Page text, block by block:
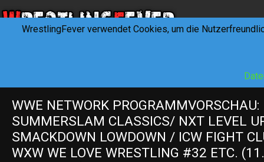
WWE NETWORK
SUMMERSLAM CLASSICS/ NXT LEVEL
SMACKDOWN LOWDOWN / ICW FIGHT
WXW WE LOVE WRESTLING #32 ETC.
WrestlingFever verwendet Cookies, um die